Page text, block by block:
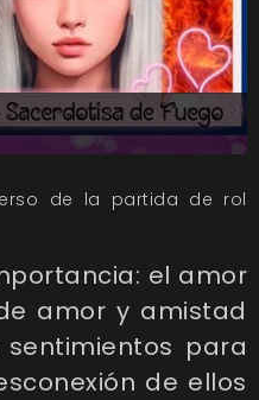
de la partida de rol
el amor
amor y amistad
para
de ellos